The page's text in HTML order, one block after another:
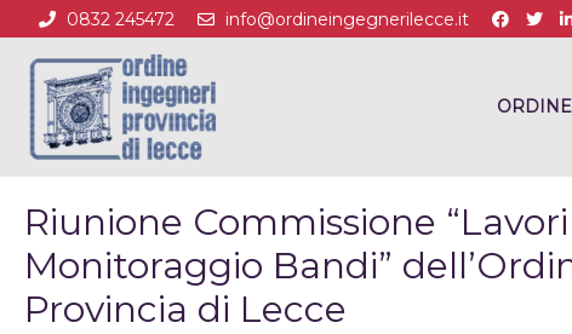
0832 245472 info@ordineingegnerilecce.it
ORDINE
Riunione Commissione
Monitoraggio Bandi”
Provincia di Lecce